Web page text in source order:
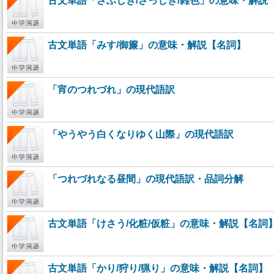
古文単語「みす/御簾」の意味・解説【名詞】
「宵のつれづれ」の現代語訳
「やうやう白くなりゆく山際」の現代語訳
「つれづれなる昼間」の現代語訳・品詞分解
古文単語「けさう/化粧/仮粧」の意味・解説【名詞】
古文単語「かり/狩り/猟り」の意味・解説【名詞】